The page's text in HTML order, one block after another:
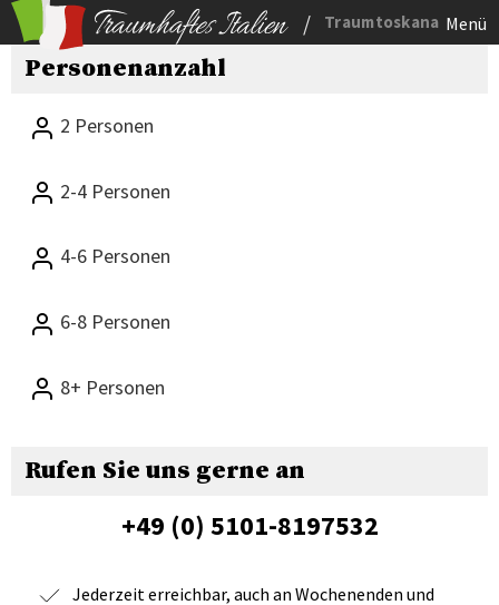
/ Traumtoskana Menü
Personenanzahl
2 Personen
2-4 Personen
4-6 Personen
6-8 Personen
8+ Personen
Rufen Sie uns gerne an
+49 (0) 5101-8197532
Jederzeit erreichbar, auch an Wochenenden und